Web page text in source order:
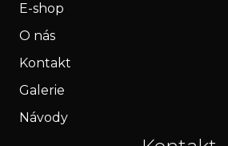
E-shop
O nás
Kontakt
Galerie
Návody